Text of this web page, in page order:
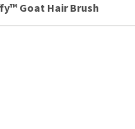
Goat Hair Brush